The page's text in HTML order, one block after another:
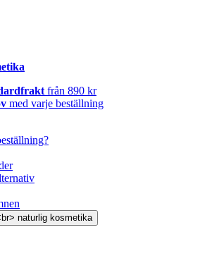
från 890 kr
med varje beställning